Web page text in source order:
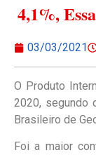
4,1%,
03/03/2021
O Produto
2020, segundo
Brasileiro de
Foi a maior